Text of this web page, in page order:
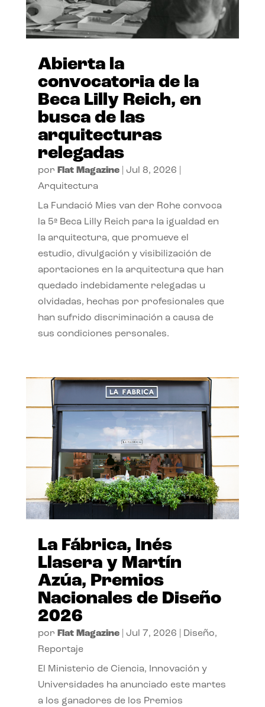
Abierta la
convocatoria de la
Beca Lilly Reich, en
busca de las
arquitecturas
relegadas
por Flat Magazine| Jul 8, 2026
Arquitectura
La Fundació Mies van der Rohe convoca
la 5ª Beca Lilly Reich para la igualdad en
la arquitectura, que promueve el
estudio, divulgación y visibilización de
aportaciones en la arquitectura que han
quedado indebidamente relegadas u
olvidadas, hechas por profesionales que
han sufrido discriminación a causa de
sus condiciones personales.
La Fábrica, Inés
Llasera y Martín
Azúa, Premios
Nacionales de Diseño
2026
por Flat Magazine| Jul 7, 2026 Diseño,
Reportaje
El Ministerio de Ciencia, Innovación y
Universidades ha anunciado este martes
a los ganadores de los Premios